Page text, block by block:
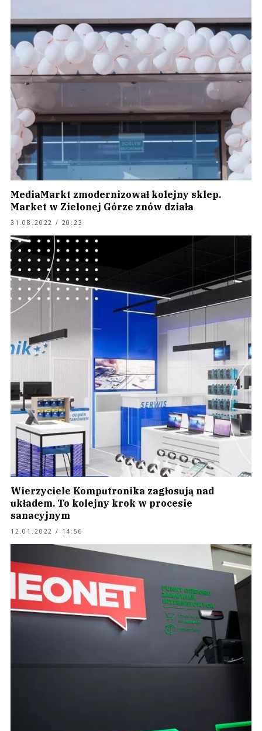
MediaMarkt zmodernizował kolejny sklep.
Market w Zielonej Górze znów działa
31.08.2022 / 20:23
Wierzyciele Komputronika zagłosują nad
układem. To kolejny krok w procesie
sanacyjnym
12.01.2022 / 14:56